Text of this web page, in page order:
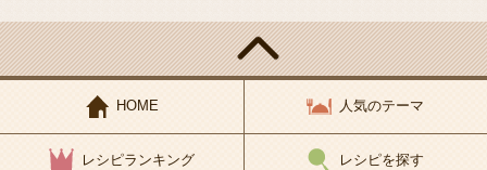
HOME 人気のテーマ
レシピランキング レシピを探す